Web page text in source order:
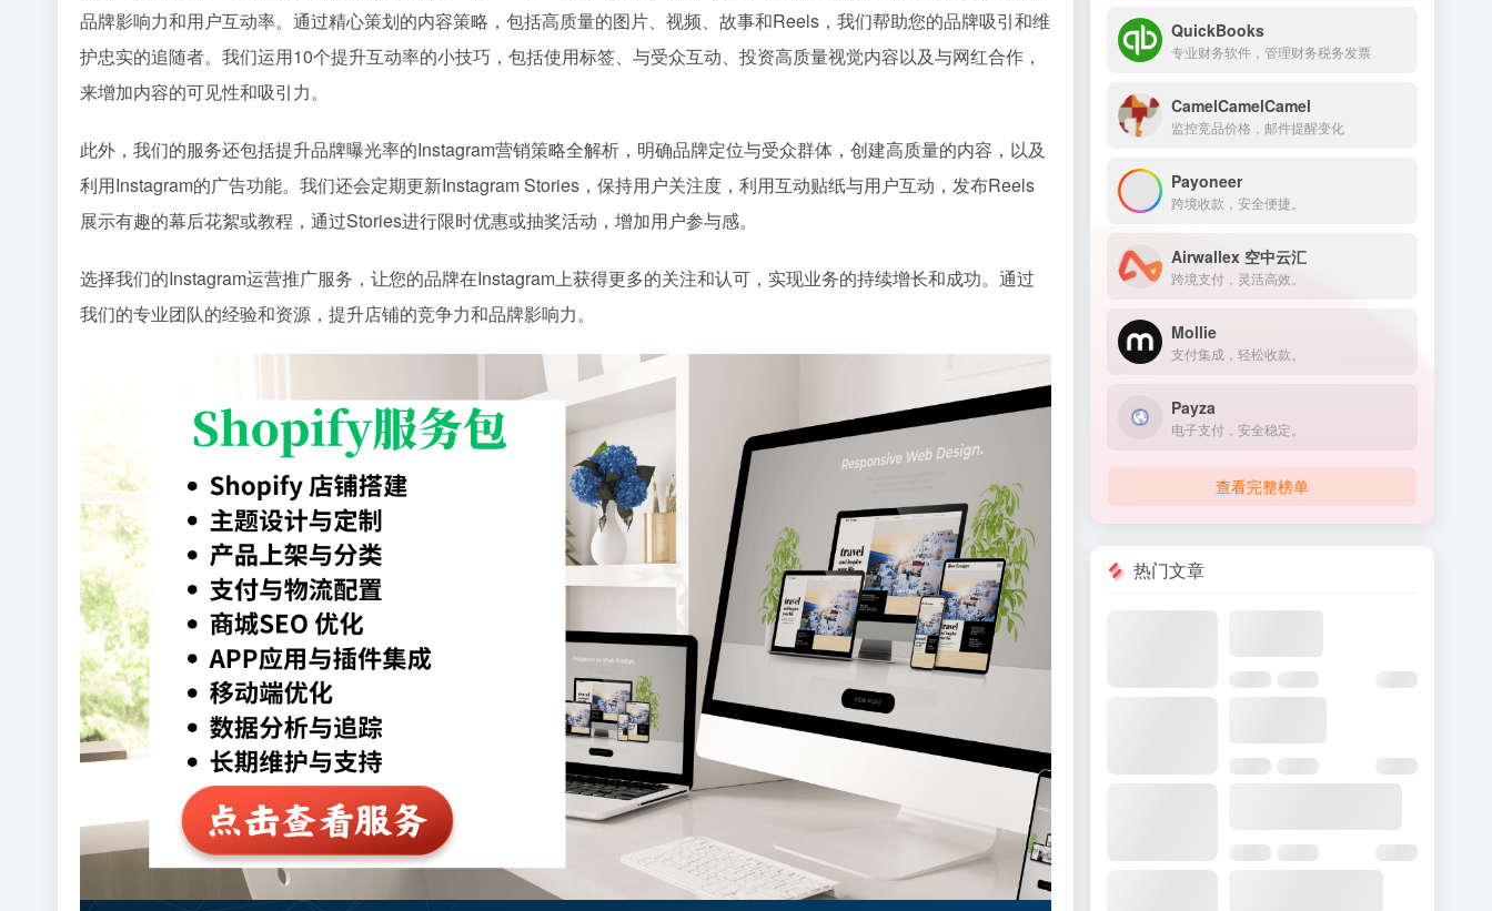
品牌影响力和用户互动率。通过精心策划的内容策略，包括高质量的图片、视频、故事和Reels，我们帮助您的品牌吸引和维
护忠实的追随者。我们运用10个提升互动率的小技巧，包括使用标签、与受众互动、投资高质量视觉内容以及与网红合作，
来增加内容的可见性和吸引力。
此外，我们的服务还包括提升品牌曝光率的Instagram营销策略全解析，明确品牌定位与受众群体，创建高质量的内容，以及
利用Instagram的广告功能。我们还会定期更新Instagram Stories，保持用户关注度，利用互动贴纸与用户互动，发布Reels
展示有趣的幕后花絮或教程，通过Stories进行限时优惠或抽奖活动，增加用户参与感。
选择我们的Instagram运营推广服务，让您的品牌在Instagram上获得更多的关注和认可，实现业务的持续增长和成功。通过
我们的专业团队的经验和资源，提升店铺的竞争力和品牌影响力。
QuickBooks
专业财务软件，管理财务税务发票
CamelCamelCamel
监控竞品价格，邮件提醒变化
Payoneer
跨境收款，安全便捷。
Airwallex 空中云汇
跨境支付，灵活高效。
Mollie
支付集成，轻松收款。
Payza
电子支付，安全稳定。
查看完整榜单
热门文章